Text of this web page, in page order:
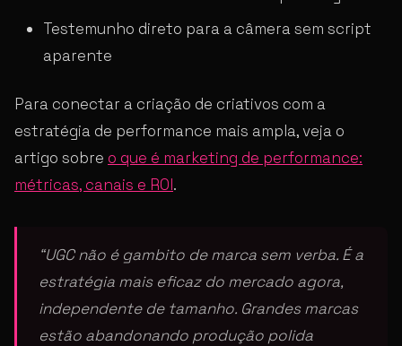
Testemunho direto para a câmera sem script
aparente
Para conectar a criação de criativos com a
estratégia de performance mais ampla, veja o
artigo sobre o que é marketing de performance:
métricas, canais e ROI.
“UGC não é gambito de marca sem verba. É a
estratégia mais eficaz do mercado agora,
independente de tamanho. Grandes marcas
estão abandonando produção polida